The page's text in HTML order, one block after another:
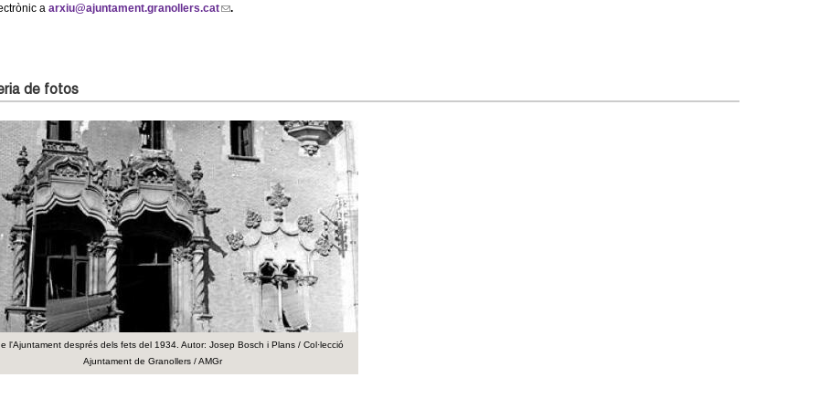
a arxiu@ajuntament.granollers.cat(
s
e
n
d
-
m
a
.
de fotos
l'Ajuntament després dels fets del 1934. Autor: Josep Bosch i Plans / Col·lecció
Ajuntament de Granollers / AMGr